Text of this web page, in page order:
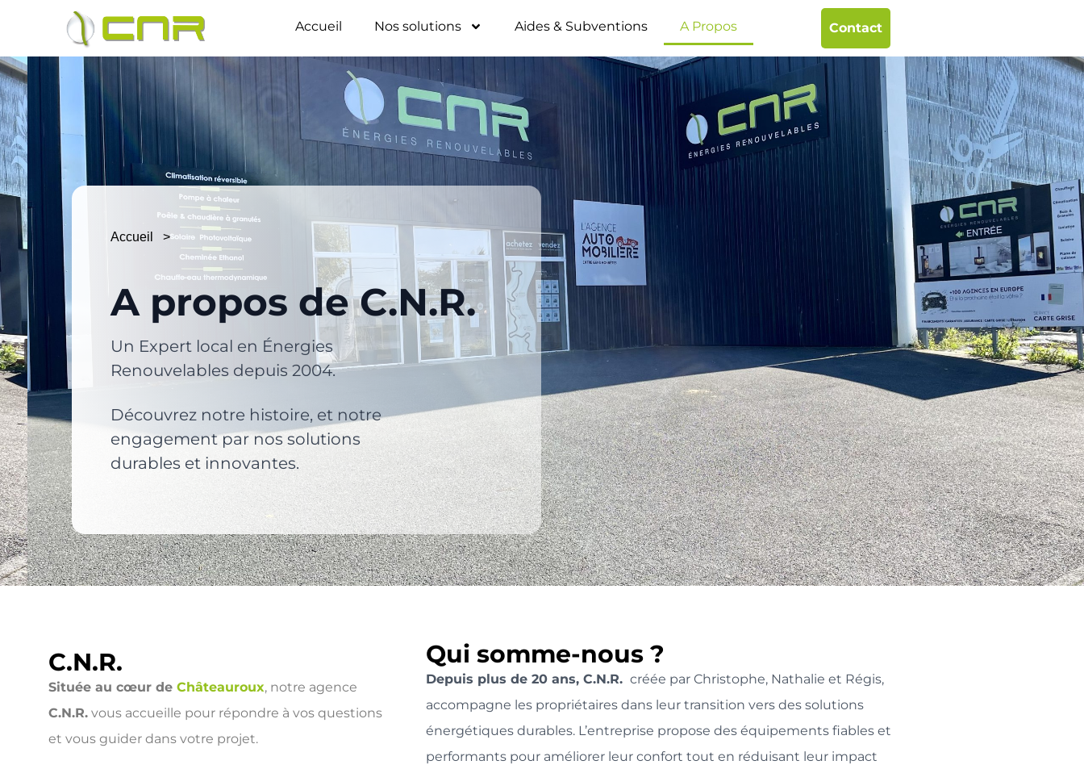
Accueil Nos solutions Aides & Subventions A Propos Contact
Accueil >
A propos de C.N.R.
Un Expert local en Énergies
Renouvelables depuis 2004.
Découvrez notre histoire, et notre
engagement par nos solutions
durables et innovantes.
C.N.R.
Située au cœur de Châteauroux, notre agence
C.N.R. vous accueille pour répondre à vos questions
et vous guider dans votre projet.
Qui somme-nous ?
Depuis plus de 20 ans, C.N.R. créée par Christophe, Nathalie et Régis,
accompagne les propriétaires dans leur transition vers des solutions
énergétiques durables. L’entreprise propose des équipements fiables et
performants pour améliorer leur confort tout en réduisant leur impact